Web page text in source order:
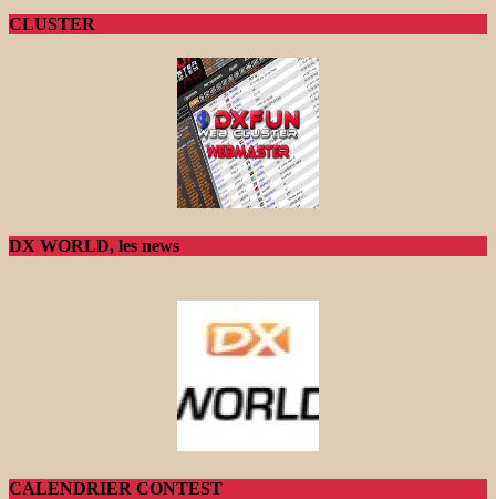
CLUSTER
DX WORLD, les news
CALENDRIER CONTEST